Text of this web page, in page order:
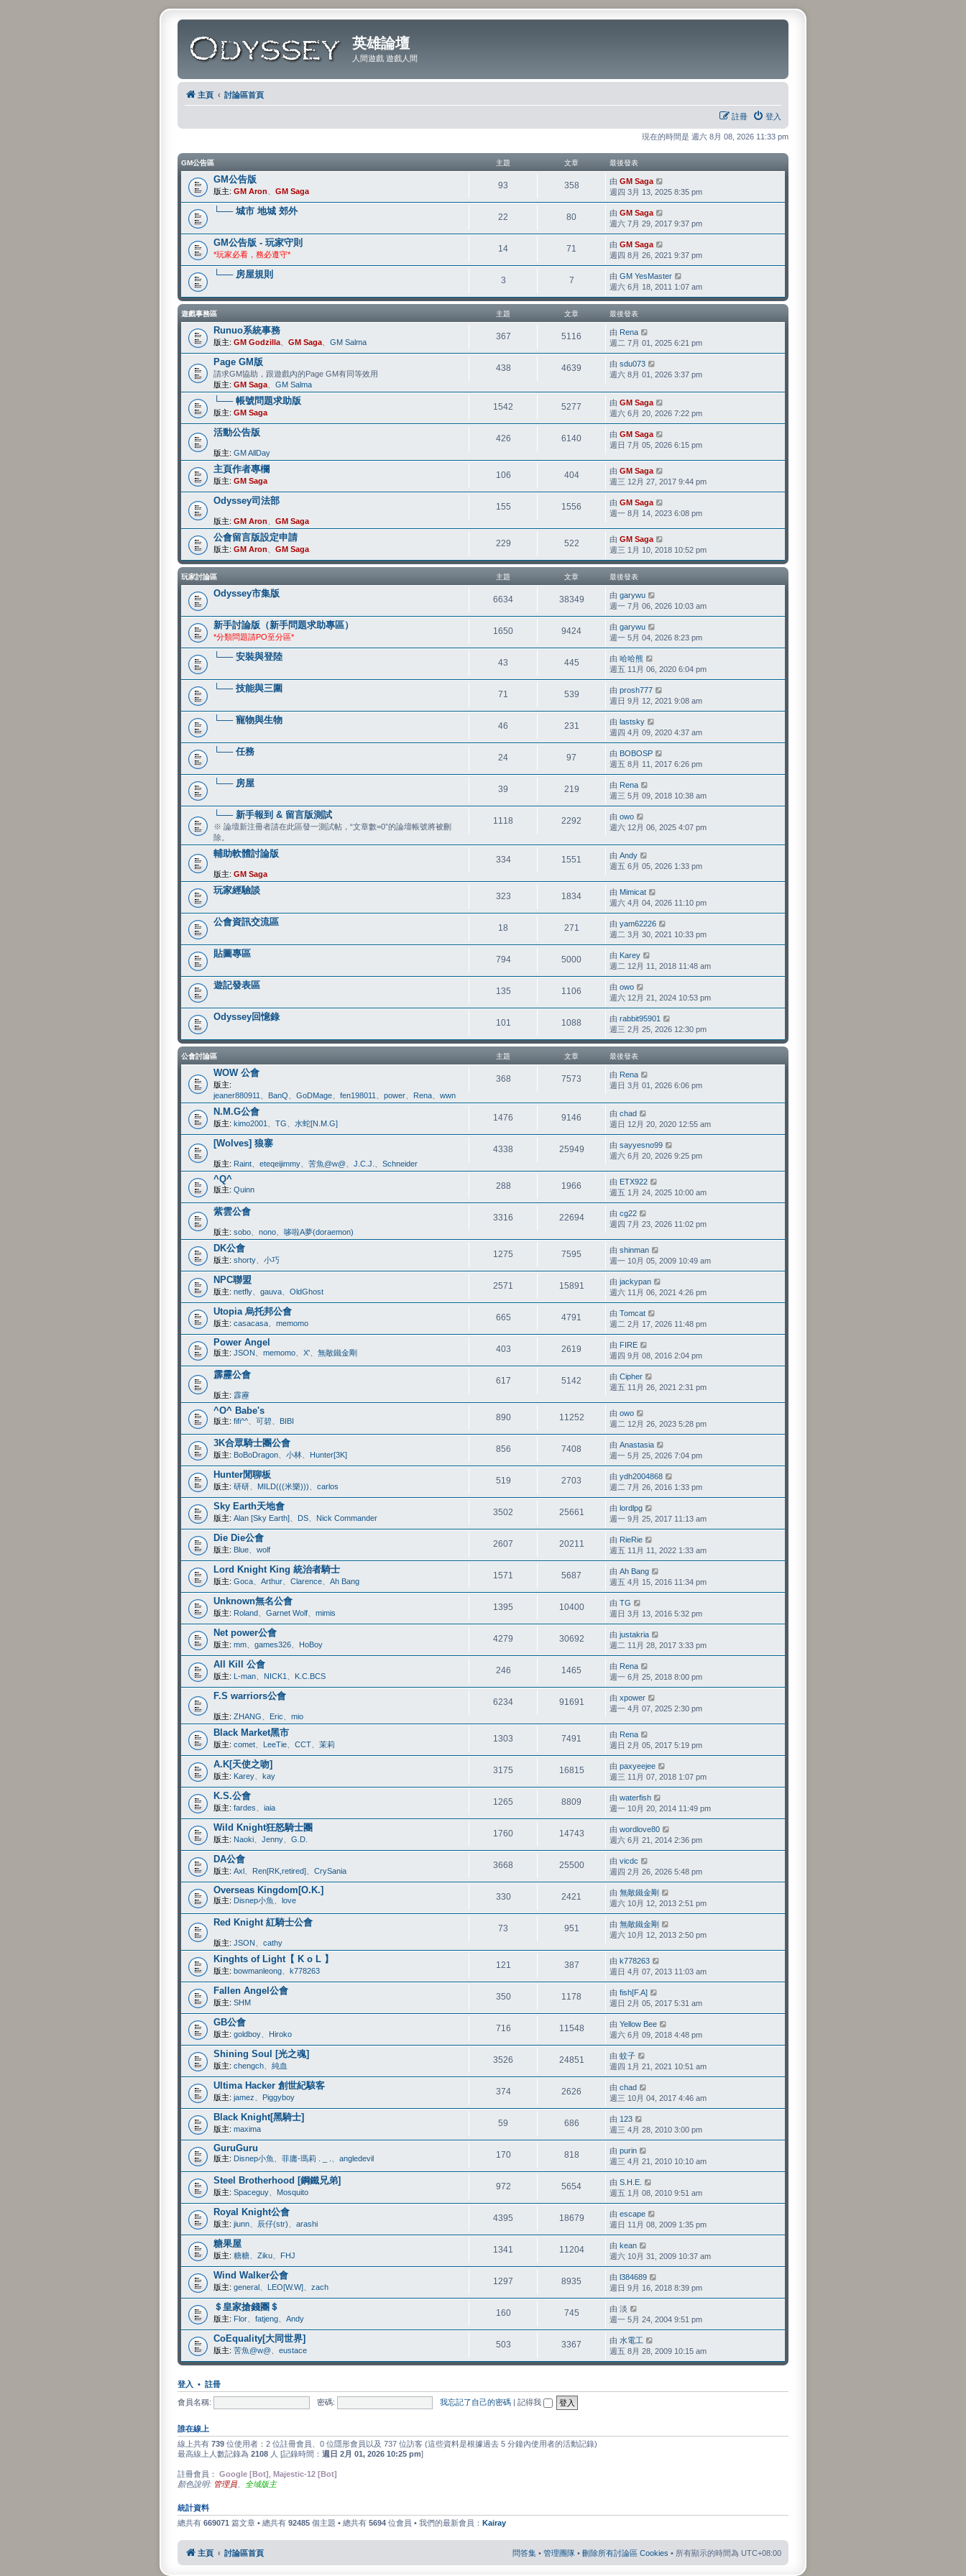
英雄論壇
人間遊戲 遊戲人間
主頁 討論區首頁
登入
註冊
現在的時間是 週六 8月 08, 2026 11:33 pm
GM公告區 主題 文章 最後發表
GM公告版
版主: GM Aron GM Saga
93 358 由 GM Saga
視
最
發
表
週四 3月 13, 2025 8:35 pm
└── 城市 地城 郊外
22 80 由 GM Saga
視
最
發
表
週六 7月 29, 2017 9:37 pm
GM公告版 - 玩家守則
*玩家必看，務必遵守*
14 71 由 GM Saga
視
最
後
發
表
週四 8月 26, 2021 9:37 pm
└── 房屋規則
3 7 由 GM YesMaster
視
最
週六 6月 18, 2011 1:07 am
遊戲事務區 主題 文章 最後發表
Runuo系統事務
版主: GM Godzilla GM Saga GM Salma
367 5116 由 Rena
視
最
後
發
週二 7月 01, 2025 6:21 pm
Page GM版
請求GM協助，跟遊戲內的Page GM有同等效用
版主: GM Saga GM Salma
438 4639 由 sdu073
視
發
表
週六 8月 01, 2026 3:37 pm
└── 帳號問題求助版
版主: GM Saga
1542 5277 由 GM Saga
視
最
發
週六 6月 20, 2026 7:22 pm
活動公告版
版主: GM AllDay
426 6140 由 GM Saga
視
發
週日 7月 05, 2026 6:15 pm
主頁作者專欄
版主: GM Saga
106 404 由 GM Saga
視
最
發
週三 12月 27, 2017 9:44 pm
Odyssey司法部
版主: GM Aron GM Saga
155 1556 由 GM Saga
視
發
週一 8月 14, 2023 6:08 pm
公會留言版設定申請
版主: GM Aron GM Saga
229 522 由 GM Saga
視
最
週三 1月 10, 2018 10:52 pm
玩家討論區 主題 文章 最後發表
Odyssey市集版
6634 38349 由 garywu
視
最
發
表
週一 7月 06, 2026 10:03 am
新手討論版（新手問題求助專區）
*分類問題請PO至分區*
1650 9424 由 garywu
視
最
發
表
週一 5月 04, 2026 8:23 pm
└── 安裝與登陸
43 445 由 哈哈熊
視
最
後
發
表
週五 11月 06, 2020 6:04 pm
└── 技能與三圍
71 539 由 prosh777
視
最
發
表
週日 9月 12, 2021 9:08 am
└── 寵物與生物
46 231 由 lastsky
視
最
後
發
表
週四 4月 09, 2020 4:37 am
└── 任務
24 97 由 BOBOSP
視
最
發
表
週五 8月 11, 2017 6:26 pm
└── 房屋
39 219 由 Rena
視
最
發
週三 5月 09, 2018 10:38 am
└── 新手報到 & 留言版測試
※ 論壇新注冊者請在此區發一測試帖，“文章數=0”的論壇帳號將被刪
除。
1118 2292 由 owo
視
發
表
週六 12月 06, 2025 4:07 pm
輔助軟體討論版
版主: GM Saga
334 1551 由 Andy
視
後
發
表
週五 6月 05, 2026 1:33 pm
玩家經驗談
323 1834 由 Mimicat
視
最
後
發
表
週六 4月 04, 2026 11:10 pm
公會資訊交流區
18 271 由 yam62226
視
最
發
表
週二 3月 30, 2021 10:33 pm
貼圖專區
794 5000 由 Karey
視
最
發
表
週二 12月 11, 2018 11:48 am
遊記發表區
135 1106 由 owo
視
最
後
發
表
週六 12月 21, 2024 10:53 pm
Odyssey回憶錄
101 1088 由 rabbit95901
視
最
週三 2月 25, 2026 12:30 pm
公會討論區 主題 文章 最後發表
WOW 公會
版主:
jeaner880911
BanQ GoDMage fen198011 power Rena wwn
368 7573 由 Rena
視
表
週日 3月 01, 2026 6:06 pm
N.M.G公會
版主: kimo2001 TG 水蛇[N.M.G]
1476 9146 由 chad
視
最
後
發
週日 12月 20, 2020 12:55 am
[Wolves] 狼寨
版主: Raint eteqeijimmy 苦魚@w@ J.C.J. Schneider
4338 25949 由 sayyesno99
視
發
週六 6月 20, 2026 9:25 pm
^Q^
版主: Quinn 288 1966 由 ETX922
視
最
發
週五 1月 24, 2025 10:00 am
紫雲公會
版主: sobo nono 哆啦A夢(doraemon)
3316 22694 由 cg22
視
後
發
週四 7月 23, 2026 11:02 pm
DK公會
版主: shorty 小巧
1275 7595 由 shinman
視
最
後
發
表
週一 10月 05, 2009 10:49 am
NPC聯盟
版主: netfly gauva OldGhost
2571 15891 由 jackypan
視
最
發
表
週六 11月 06, 2021 4:26 pm
Utopia 烏托邦公會
版主: casacasa memomo
665 4791 由 Tomcat
視
最
發
表
週二 2月 17, 2026 11:48 pm
Power Angel
版主: JSON memomo X' 無敵鐵金剛 403 2619 由 FIRE
視
最
後
發
週四 9月 08, 2016 2:04 pm
霹靂公會
版主: 霹靂
617 5142 由 Cipher
視
發
表
週五 11月 26, 2021 2:31 pm
^O^ Babe's
版主: fifi^^ 可碧 BIBI 890 11252 由 owo
視
最
後
發
表
週二 12月 26, 2023 5:28 pm
3K合眾騎士團公會
版主: BoBoDragon 小林 Hunter[3K]
856 7408 由 Anastasia
視
最
後
發
表
週一 5月 25, 2026 7:04 pm
Hunter閒聊板
版主: 研研 MILD(((米樂))) carlos
519 2703 由 ydh2004868
視
最
發
表
週二 7月 26, 2016 1:33 pm
Sky Earth天地會
版主: Alan [Sky Earth] DS Nick Commander
3502 25661 由 lordlpg
視
最
發
表
週一 9月 25, 2017 11:13 am
Die Die公會
版主: Blue wolf
2607 20211 由 RieRie
視
最
後
發
表
週五 11月 11, 2022 1:33 am
Lord Knight King 統治者騎士
版主: Goca Arthur Clarence Ah Bang
1571 5687 由 Ah Bang
視
最
發
表
週五 4月 15, 2016 11:34 pm
Unknown無名公會
版主: Roland Garnet Wolf mimis
1395 10400 由 TG
視
最
後
發
表
週日 3月 13, 2016 5:32 pm
Net power公會
版主: mm games326 HoBoy
4279 30692 由 justakria
視
最
發
表
週二 11月 28, 2017 3:33 pm
All Kill 公會
版主: L-man NICK1 K.C.BCS
246 1465 由 Rena
視
最
後
發
週一 6月 25, 2018 8:00 pm
F.S warriors公會
版主: ZHANG Eric mio
6234 91691 由 xpower
視
發
週一 4月 07, 2025 2:30 pm
Black Market黑市
版主: comet LeeTie CCT 茉莉
1303 7491 由 Rena
視
最
後
發
表
週日 2月 05, 2017 5:19 pm
A.K[天使之吻]
版主: Karey kay
3175 16815 由 paxyeejee
視
最
發
表
週三 11月 07, 2018 1:07 pm
K.S.公會
版主: fardes iaia
1265 8809 由 waterfish
視
最
後
發
表
週一 10月 20, 2014 11:49 pm
Wild Knight狂怒騎士團
版主: Naoki Jenny G.D.
1760 14743 由 wordlove80
視
最
發
表
週六 6月 21, 2014 2:36 pm
DA公會
版主: Axl Ren[RK,retired] CrySania
3668 25500 由 vicdc
視
最
後
發
表
週四 2月 26, 2026 5:48 pm
Overseas Kingdom[O.K.]
版主: Disnep小魚 love 330 2421 由 無敵鐵金剛
視
最
發
週六 10月 12, 2013 2:51 pm
Red Knight 紅騎士公會
版主: JSON cathy
73 951 由 無敵鐵金剛
視
發
週六 10月 12, 2013 2:50 pm
Kinghts of Light【 K o L 】
版主: bowmanleong k778263
121 387 由 k778263
視
最
發
表
週日 4月 07, 2013 11:03 am
Fallen Angel公會
版主: SHM
350 1178 由 fish[F.A]
視
最
後
發
表
週日 2月 05, 2017 5:31 am
GB公會
版主: goldboy Hiroko
716 11548 由 Yellow Bee
視
最
發
表
週六 6月 09, 2018 4:48 pm
Shining Soul [光之魂]
版主: chengch 純血
3526 24851 由 蚊子
視
最
後
發
表
週四 1月 21, 2021 10:51 am
Ultima Hacker 創世紀駭客
版主: jamez Piggyboy
374 2626 由 chad
視
最
發
表
週三 10月 04, 2017 4:46 am
Black Knight[黑騎士]
版主: maxima
59 686 由 123
視
最
後
發
表
週三 4月 28, 2010 3:00 pm
GuruGuru
版主: Disnep小魚 菲庸-瑪莉 . _ . angledevil 170 818 由 purin
視
最
後
發
表
週三 4月 21, 2010 10:10 am
Steel Brotherhood [鋼鐵兄弟]
版主: Spaceguy Mosquito
972 5654 由 S.H.E.
視
最
後
發
表
週五 1月 08, 2010 9:51 am
Royal Knight公會
版主: jiunn 辰仔(str) arashi
4395 18679 由 escape
視
最
發
表
週日 11月 08, 2009 1:35 pm
糖果屋
版主: 糖糖 Ziku FHJ
1341 11204 由 kean
視
最
後
發
表
週六 10月 31, 2009 10:37 am
Wind Walker公會
版主: general LEO[W.W] zach
1297 8935 由 l384689
視
最
發
表
週日 9月 16, 2018 8:39 pm
＄皇家搶錢團＄
版主: Flor fatjeng Andy
160 745 由 淡
視
最
後
發
表
週一 5月 24, 2004 9:51 pm
CoEquality[大同世界]
版主: 苦魚@w@ eustace
503 3367 由 水電工
視
最
表
週五 8月 28, 2009 10:15 am
登入 • 註冊
會員名稱: 密碼: 我忘記了自己的密碼 | 記得我
誰在線上
線上共有 739 位使用者：2 位註冊會員、0 位隱形會員以及 737 位訪客 (這些資料是根據過去 5 分鐘內使用者的活動記錄)
最高線上人數記錄為 2108 人 [記錄時間： 週日 2月 01, 2026 10:25 pm]
註冊會員： Google [Bot] Majestic-12 [Bot]
顏色說明: 管理員、 全域版主
統計資料
總共有 669071 篇文章 • 總共有 92485 個主題 • 總共有 5694 位會員 • 我們的最新會員： Kairay
主頁 討論區首頁 問答集 • 管理團隊 • 刪除所有討論區 Cookies • 所有顯示的時間為 UTC+08:00